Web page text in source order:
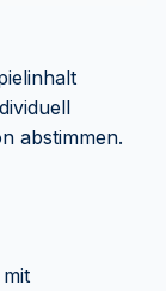
abstimmen.